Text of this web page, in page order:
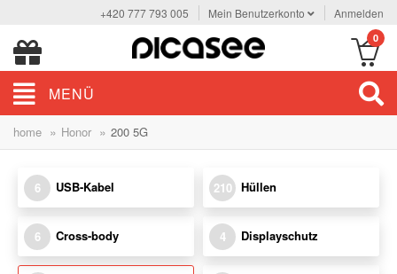
+420 777 793 005 Mein Benutzerkonto Anmelden
0
MENÜ
home » Honor » 200 5G
6 USB-Kabel 210 Hüllen
6 Cross-body 4 Displayschutz